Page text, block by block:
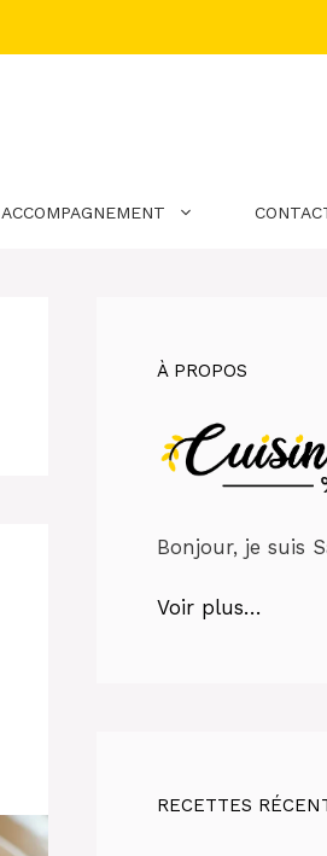
ACCOMPAGNEMENT
À PROPOS
Bonjour, je suis
Voir plus…
RECETTES